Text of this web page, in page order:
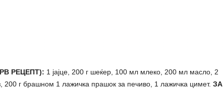
РЕЦЕПТ): 1 јајце, 200 г шеќер, 100 мл млеко, 200 мл масло, 2
200 г брашном 1 лажичка прашок за печиво, 1 лажичка цимет. ЗА